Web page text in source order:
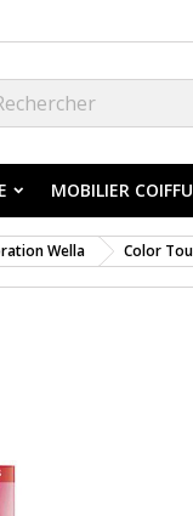
MOBILIER
Wella Color